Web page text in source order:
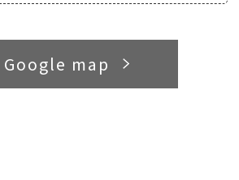
Google map